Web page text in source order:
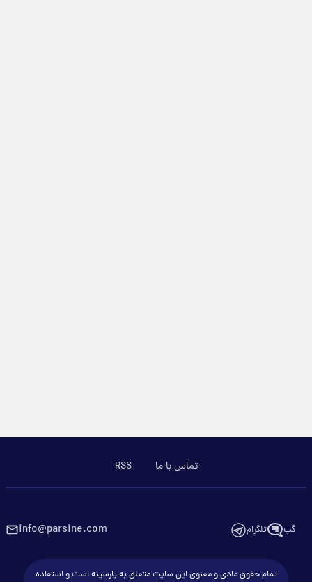
تماس با ما RSS
گپ تلگرام info@parsine.com
تمام حقوق مادی و معنوی این سایت متعلق به پارسینه است و استفاده